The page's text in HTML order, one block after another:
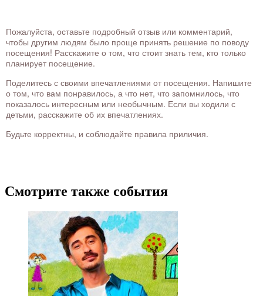
Пожалуйста, оставьте подробный отзыв или комментарий,
чтобы другим людям было проще принять решение по поводу
посещения! Расскажите о том, что стоит знать тем, кто только
планирует посещение.
Поделитесь с своими впечатлениями от посещения. Напишите
о том, что вам понравилось, а что нет, что запомнилось, что
показалось интересным или необычным. Если вы ходили с
детьми, расскажите об их впечатлениях.
Будьте корректны, и соблюдайте правила приличия.
Смотрите также события